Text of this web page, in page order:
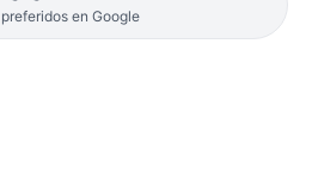
preferidos en Google